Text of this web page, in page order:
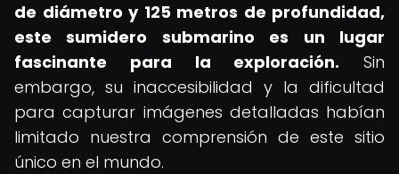
de diámetro y 125 metros de profundidad,
este sumidero submarino es un lugar
fascinante para la exploración. Sin
embargo, su inaccesibilidad y la dificultad
para capturar imágenes detalladas habían
limitado nuestra comprensión de este sitio
único en el mundo.